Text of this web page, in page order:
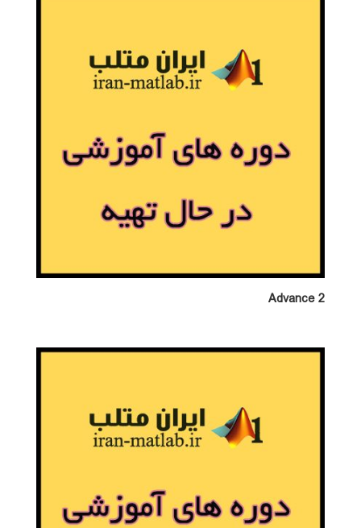
Advance 2